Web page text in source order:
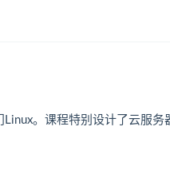
Linux。课程特别设计了云服务